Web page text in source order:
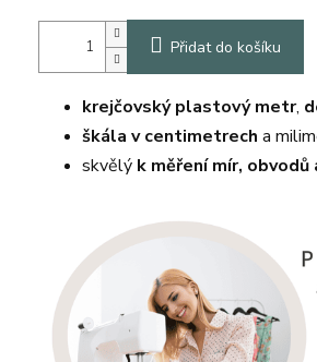
Přidat do košíku
krejčovský plastový metr,
škála v centimetrech a
skvělý k měření mír,